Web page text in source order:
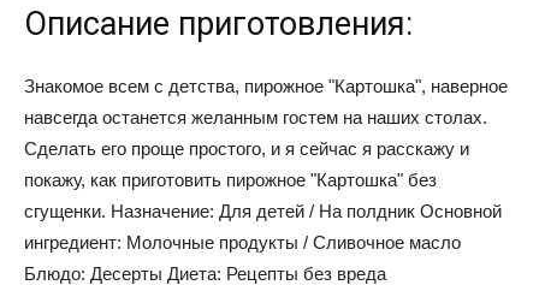
Описание приготовления:
Знакомое всем с детства, пирожное "Картошка", наверное
навсегда останется желанным гостем на наших столах.
Сделать его проще простого, и я сейчас я расскажу и
покажу, как приготовить пирожное "Картошка" без
сгущенки. Назначение: Для детей / На полдник Основной
ингредиент: Молочные продукты / Сливочное масло
Блюдо: Десерты Диета: Рецепты без вреда